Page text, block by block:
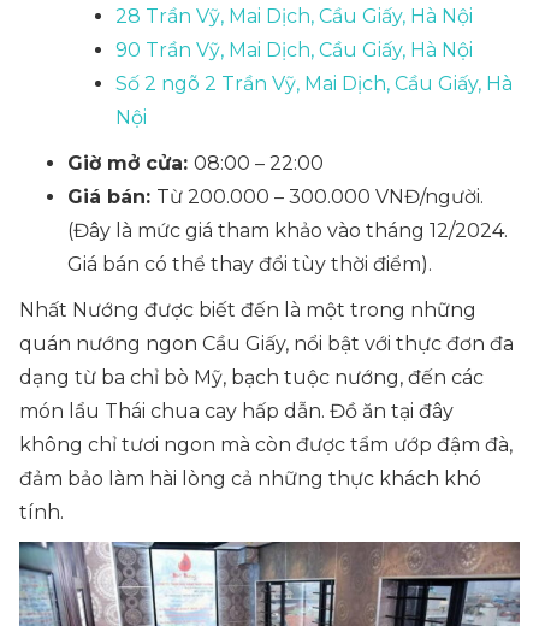
28 Trần Vỹ, Mai Dịch, Cầu Giấy, Hà Nội
90 Trần Vỹ, Mai Dịch, Cầu Giấy, Hà Nội
Số 2 ngõ 2 Trần Vỹ, Mai Dịch, Cầu Giấy, Hà
Nội
Giờ mở cửa: 08:00 – 22:00
Giá bán: Từ 200.000 – 300.000 VNĐ/người.
(Đây là mức giá tham khảo vào tháng 12/2024.
Giá bán có thể thay đổi tùy thời điểm).
Nhất Nướng được biết đến là một trong những
quán nướng ngon Cầu Giấy, nổi bật với thực đơn đa
dạng từ ba chỉ bò Mỹ, bạch tuộc nướng, đến các
món lẩu Thái chua cay hấp dẫn. Đồ ăn tại đây
không chỉ tươi ngon mà còn được tẩm ướp đậm đà,
đảm bảo làm hài lòng cả những thực khách khó
tính.